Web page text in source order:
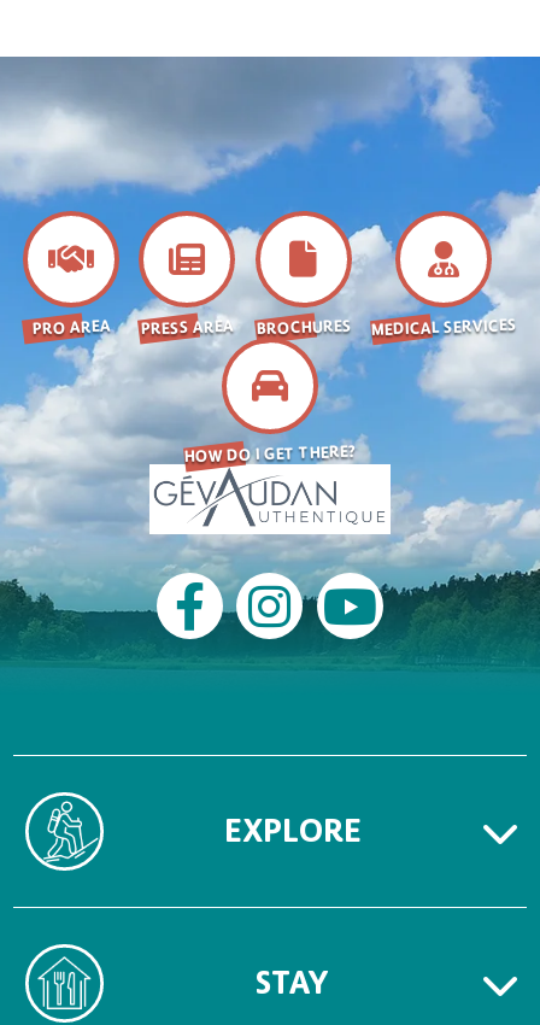
PRO AREA PRESS AREA BROCHURES MEDICAL SERVICES
HOW DO I GET THERE?
EXPLORE
STAY